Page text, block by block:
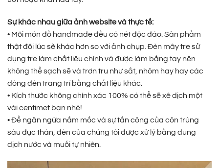
Sự khác nhau giữa ảnh website và thực tế:
• Mỗi món đồ handmade đều có nét độc đáo. Sản phẩm
thật đôi lúc sẽ khác hơn so với ảnh chụp. Đèn mây tre sử
dụng tre làm chất liệu chính và được làm bằng tay nên
không thể sạch sẽ và trơn tru như sắt, nhôm hay hay các
dòng đèn trang trí bằng chất liệu khác.
• Kích thước không chính xác 100% có thể sẽ xê dịch một
vài centimet bạn nhé!
• Để ngăn ngừa nấm mốc và sự tấn công của côn trùng
sâu đục thân, đèn của chúng tôi được xử lý bằng dung
dịch nước và muối tự nhiên.